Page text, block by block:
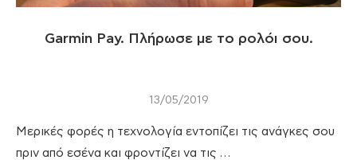
Garmin Pay. Πλήρωσε με το ρολόι σου.
13/05/2019
Μερικές φορές η τεχνολογία εντοπίζει τις ανάγκες σου
πριν από εσένα και φροντίζει να τις …